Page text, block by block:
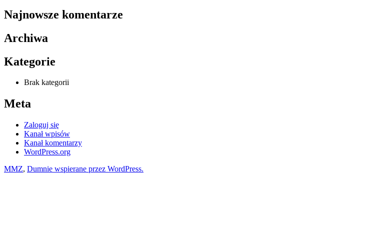
Najnowsze komentarze
Archiwa
Kategorie
Brak kategorii
Meta
Zaloguj się
Kanał wpisów
Kanał komentarzy
WordPress.org
MMZ, Dumnie wspierane przez WordPress.